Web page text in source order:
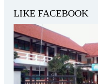
LIKE FACEBOOK